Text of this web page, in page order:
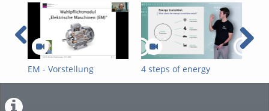
EM - Vorstellung
4 steps of energy
transition